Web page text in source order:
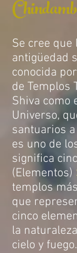
Se cree que
antigüedad
conocida
de Templos
Shiva como
Universo,
santuarios
es uno de
significa
(Elementos)
templos
que
cinco
la
cielo y fuego.